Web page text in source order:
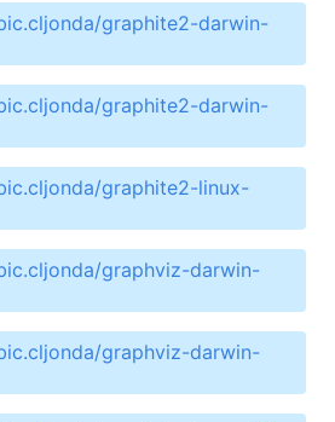
graphite2-darwin-
graphite2-darwin-
graphite2-linux-
graphviz-darwin-
graphviz-darwin-